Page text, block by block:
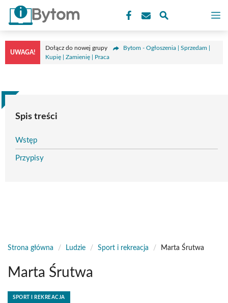
Przejdź
treści
UWAGA!
Dołącz do nowej grupy
Bytom - Ogłoszenia | Sprzedam |
Kupię | Zamienię | Praca
Spis treści
Wstęp
Przypisy
Strona główna / Ludzie / Sport i rekreacja / Marta Śrutwa
Marta Śrutwa
SPORT I REKREACJA